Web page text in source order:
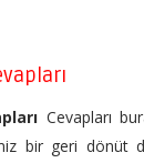
Cevapları
bir geri dönüt